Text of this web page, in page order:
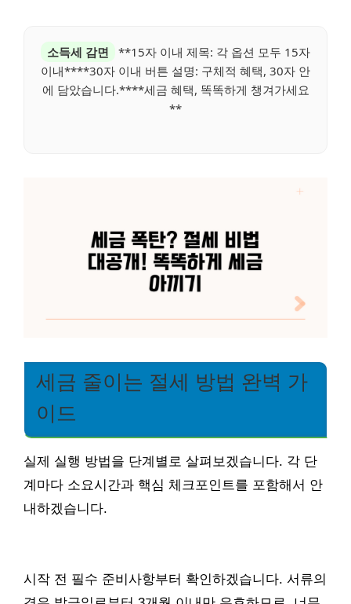
소득세 감면
**15자 이내 제목: 각 옵션 모두 15자
이내****30자 이내 버튼 설명: 구체적 혜택, 30자 안
에 담았습니다.****세금 혜택, 똑똑하게 챙겨가세요
**
세금 줄이는 절세 방법 완벽 가
이드
실제 실행 방법을 단계별로 살펴보겠습니다. 각 단
계마다 소요시간과 핵심 체크포인트를 포함해서 안
내하겠습니다.
시작 전 필수 준비사항부터 확인하겠습니다. 서류의